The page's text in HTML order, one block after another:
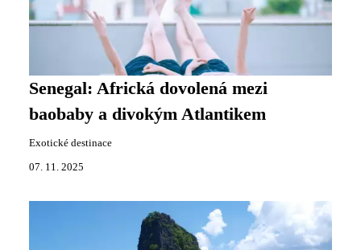
Senegal: Africká dovolená mezi
baobaby a divokým Atlantikem
Exotické destinace
07. 11. 2025